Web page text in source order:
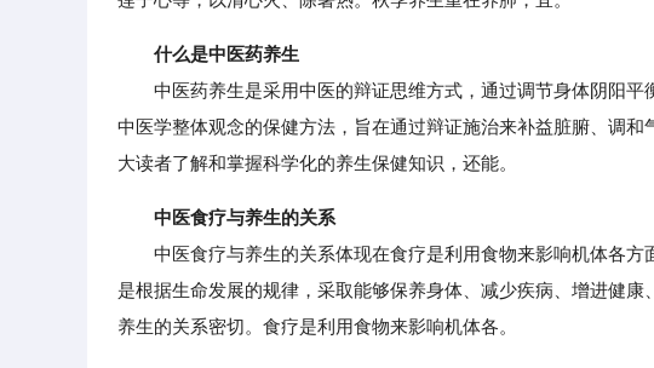
什么是中医药养生
中医药养生是采用中医的辩证思维方式，通过调节身体阴阳平
中医学整体观念的保健方法，旨在通过辩证施治来补益脏腑、调
大读者了解和掌握科学化的养生保健知识，还能。
中医食疗与养生的关系
中医食疗与养生的关系体现在食疗是利用食物来影响机体各方
是根据生命发展的规律，采取能够保养身体、减少疾病、增进健
养生的关系密切。食疗是利用食物来影响机体各。